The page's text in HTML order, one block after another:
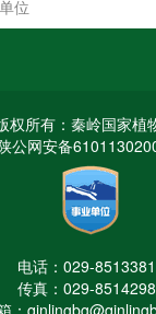
权所有：秦岭国家植
公网安备
电话：029-
传真：029-
：